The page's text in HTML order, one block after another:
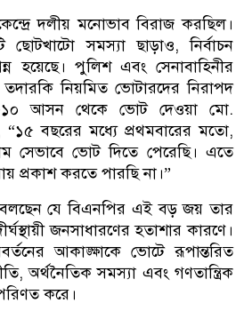
দলীয় মনোভাব বিরাজ করছিল।
ছোটখাটো সমস্যা ছাড়াও, নির্বাচন
হয়েছে। পুলিশ এবং সেনাবাহিনীর
নিয়মিত ভোটারদের নিরাপদ
১০ আসন থেকে ভোট দেওয়া মো.
বছরের মধ্যে প্রথমবারের মতো,
সেভাবে ভোট দিতে পেরেছি। এতে
প্রকাশ করতে পারছি না।”
বলছেন যে বিএনপির এই বড় জয় তার
জনসাধারণের হতাশার কারণে।
আকাঙ্ক্ষাকে ভোটে রূপান্তরিত
অর্থনৈতিক সমস্যা এবং গণতান্ত্রিক
পরিণত করে।